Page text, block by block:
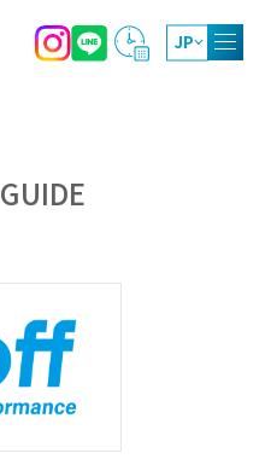
～17:00（10月～3月）
JP